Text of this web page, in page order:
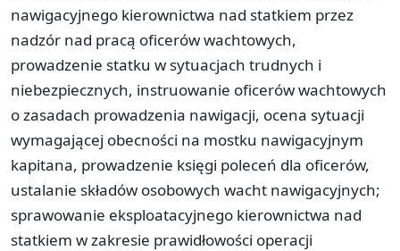
nawigacyjnego kierownictwa nad statkiem przez
nadzór nad pracą oficerów wachtowych,
prowadzenie statku w sytuacjach trudnych i
niebezpiecznych, instruowanie oficerów wachtowych
o zasadach prowadzenia nawigacji, ocena sytuacji
wymagającej obecności na mostku nawigacyjnym
kapitana, prowadzenie księgi poleceń dla oficerów,
ustalanie składów osobowych wacht nawigacyjnych;
sprawowanie eksploatacyjnego kierownictwa nad
statkiem w zakresie prawidłowości operacji